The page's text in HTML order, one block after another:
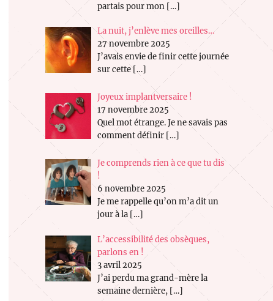
partais pour mon […]
La nuit, j’enlève mes oreilles…
27 novembre 2025
J’avais envie de finir cette journée
sur cette […]
Joyeux implantversaire !
17 novembre 2025
Quel mot étrange. Je ne savais pas
comment définir […]
Je comprends rien à ce que tu dis
!
6 novembre 2025
Je me rappelle qu’on m’a dit un
jour à la […]
L’accessibilité des obsèques,
parlons en !
3 avril 2025
J’ai perdu ma grand-mère la
semaine dernière, […]